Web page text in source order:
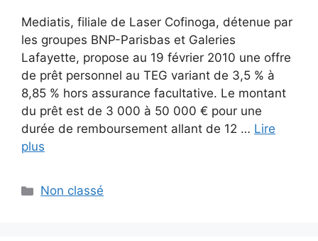
Mediatis, filiale de Laser Cofinoga, détenue par
les groupes BNP-Parisbas et Galeries
Lafayette, propose au 19 février 2010 une offre
de prêt personnel au TEG variant de 3,5 % à
8,85 % hors assurance facultative. Le montant
du prêt est de 3 000 à 50 000 € pour une
durée de remboursement allant de 12 … Lire
plus
Catégories
Non classé